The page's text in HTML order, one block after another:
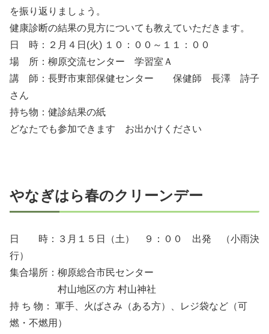
を振り返りましょう。
健康診断の結果の見方についても教えていただきます。
日 時：２月４日(火) １０：００～１１：００
場 所：柳原交流センター 学習室Ａ
講 師：長野市東部保健センター 保健師 長澤 詩子
さん
持ち物：健診結果の紙
どなたでも参加できます お出かけください
やなぎはら春のクリーンデー
日 時：３月１５日（土） ９：００ 出発 （小雨決
行）
集合場所：柳原総合市民センター
村山地区の方 村山神社
持 ち 物： 軍手、火ばさみ（ある方）、レジ袋など（可
燃・不燃用）